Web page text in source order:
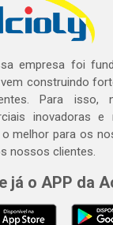
empresa foi
construindo
Para isso,
inovadoras
melhor para os
nossos clientes.
já o APP da